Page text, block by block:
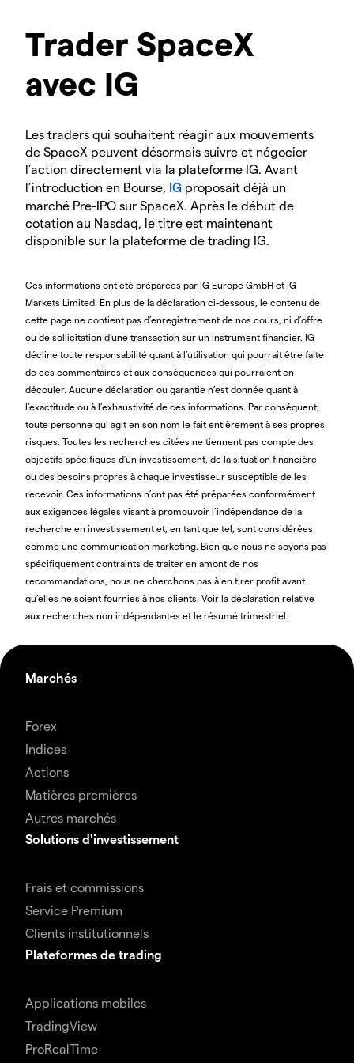
Trader SpaceX
avec IG
Les traders qui souhaitent réagir aux mouvements
de SpaceX peuvent désormais suivre et négocier
l’action directement via la plateforme IG. Avant
l’introduction en Bourse, IG proposait déjà un
marché Pre-IPO sur SpaceX. Après le début de
cotation au Nasdaq, le titre est maintenant
disponible sur la plateforme de trading IG.
Ces informations ont été préparées par IG Europe GmbH et IG
Markets Limited. En plus de la déclaration ci-dessous, le contenu de
cette page ne contient pas d’enregistrement de nos cours, ni d’offre
ou de sollicitation d’une transaction sur un instrument financier. IG
décline toute responsabilité quant à l’utilisation qui pourrait être faite
de ces commentaires et aux conséquences qui pourraient en
découler. Aucune déclaration ou garantie n’est donnée quant à
l’exactitude ou à l’exhaustivité de ces informations. Par conséquent,
toute personne qui agit en son nom le fait entièrement à ses propres
risques. Toutes les recherches citées ne tiennent pas compte des
objectifs spécifiques d’un investissement, de la situation financière
ou des besoins propres à chaque investisseur susceptible de les
recevoir. Ces informations n’ont pas été préparées conformément
aux exigences légales visant à promouvoir l’indépendance de la
recherche en investissement et, en tant que tel, sont considérées
comme une communication marketing. Bien que nous ne soyons pas
spécifiquement contraints de traiter en amont de nos
recommandations, nous ne cherchons pas à en tirer profit avant
qu’elles ne soient fournies à nos clients. Voir la déclaration relative
aux recherches non indépendantes et le résumé trimestriel.
Marchés
Forex
Indices
Actions
Matières premières
Autres marchés
Solutions d'investissement
Frais et commissions
Service Premium
Clients institutionnels
Plateformes de trading
Applications mobiles
TradingView
ProRealTime